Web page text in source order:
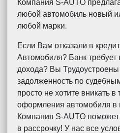
Компания S-AUTO
любой автомобиль новый
любой марки.
Если Вам отказали в
Автомобиля? Банк требует
дохода? Вы
задолженность по
просто не хотите вникать в
оформления автомобиля в
Компания S-AUTO
в рассрочку! У нас все